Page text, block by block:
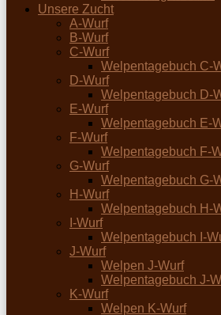
Unsere Zucht
A-Wurf
B-Wurf
C-Wurf
Welpentagebuch C-
D-Wurf
Welpentagebuch D-
E-Wurf
Welpentagebuch E-
F-Wurf
Welpentagebuch F-
G-Wurf
Welpentagebuch G-
H-Wurf
Welpentagebuch H-
I-Wurf
Welpentagebuch I-
J-Wurf
Welpen J-Wurf
Welpentagebuch J-
K-Wurf
Welpen K-Wurf